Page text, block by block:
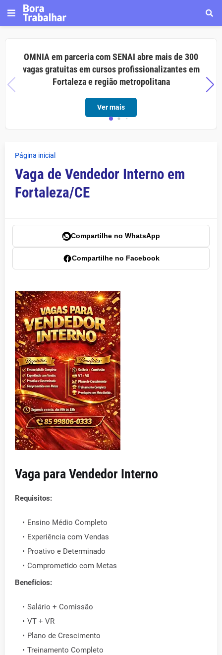
OMNIA em parceria com SENAI abre mais de 300
vagas gratuitas em cursos profissionalizantes em
Fortaleza e região metropolitana
Ver mais
Página inicial
Vaga de Vendedor Interno em
Fortaleza/CE
Compartilhe no WhatsApp
Compartilhe no Facebook
Vaga para Vendedor Interno
Requisitos:
Ensino Médio Completo
Experiência com Vendas
Proativo e Determinado
Comprometido com Metas
Benefícios:
Salário + Comissão
VT + VR
Plano de Crescimento
Treinamento Completo